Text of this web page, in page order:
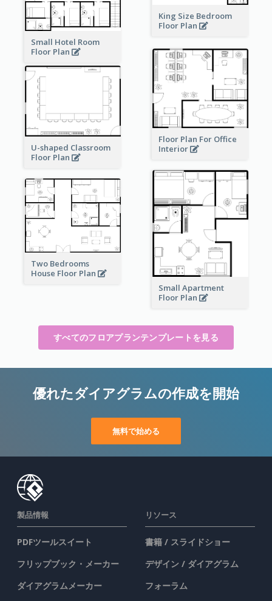
King Size Bedroom
Floor Plan
Small Hotel Room
Floor Plan
Floor Plan For Office
Interior
U-shaped Classroom
Floor Plan
Small Apartment
Floor Plan
Two Bedrooms
House Floor Plan
すべてのフロアプランテンプレートを見る
優れたダイアグラムの作成を開始
無料で始める
製品情報
PDFツールスイート
フリップブック・メーカー
ダイアグラムメーカー
リソース
書籍 / スライドショー
デザイン / ダイアグラム
フォーラム